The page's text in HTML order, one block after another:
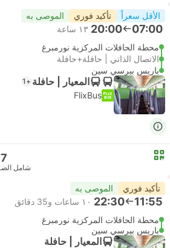
الأقل سعراً تأكيد فوري الموصى به
07:00
20:00 ١٣ ساعة
محطة الحافلات المركزية نورمبرغ
الاتصال الذاتي | حافلة+حافلة
باريس بيرسي سين
المعيار | حافلة +1
FlixBus
شامل
تأكيد فوري الموصى به
11:55
22:30 ١٠ ساعات و‫35 دقائق
محطة الحافلات المركزية نورمبرغ
باريس بيرسي سين
المعيار | حافلة